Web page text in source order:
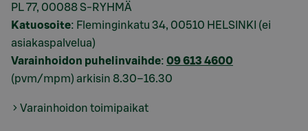
PL 77, 00088 S-RYHMÄ
Katuosoite: Fleminginkatu 34, 00510 HELSINKI (ei
asiakaspalvelua)
Varainhoidon puhelinvaihde: 09 613 4600
(pvm/mpm) arkisin 8.30–16.30
Varainhoidon toimipaikat